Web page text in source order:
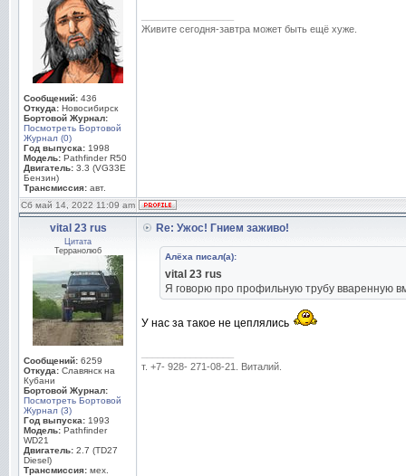
Сообщений: 436
Откуда: Новосибирск
Бортовой Журнал:
Посмотреть Бортовой
Журнал (0)
Год выпуска: 1998
Модель: Pathfinder R50
Двигатель: 3.3 (VG33E
Бензин)
Трансмиссия: авт.
Живите сегодня-завтра может быть ещё хуже.
Сб май 14, 2022 11:09 am
vital 23 rus
Цитата
Терранолюб
Сообщений: 6259
Откуда: Славянск на
Кубани
Бортовой Журнал:
Посмотреть Бортовой
Журнал (3)
Год выпуска: 1993
Модель: Pathfinder
WD21
Двигатель: 2.7 (TD27
Diesel)
Трансмиссия: мех.
Re: Ужос! Гнием заживо!
Алёха писал(а):
vital 23 rus
Я говорю про профильную трубу вваренную
У нас за такое не цеплялись
т. +7- 928- 271-08-21. Виталий.